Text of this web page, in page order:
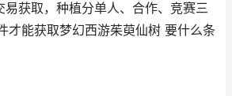
易获取，种植分单人、合作、竞赛三
才能获取梦幻西游茱萸仙树 要什么条